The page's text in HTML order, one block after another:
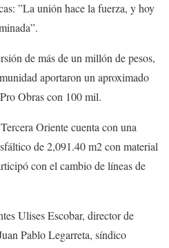
”La unión hace la fuerza, y hoy
de más de un millón de pesos,
aportaron un aproximado
Obras con 100 mil.
Oriente cuenta con una
de 2,091.40 m2 con material
con el cambio de líneas de
Ulises Escobar, director de
Pablo Legarreta, síndico